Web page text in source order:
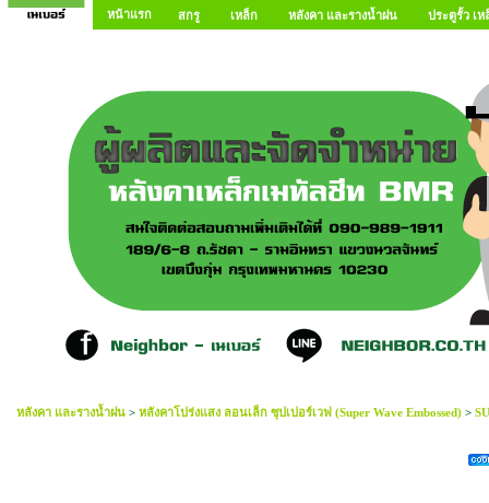
หน้าแรก สกรู เหล็ก หลังคา และรางน้ำฝน ประตูรั้ว เ
หลังคา และรางน้ำฝน > หลังคาโปร่งแสง ลอนเล็ก ซุปเปอร์เวฟ (Super Wave Embossed) >